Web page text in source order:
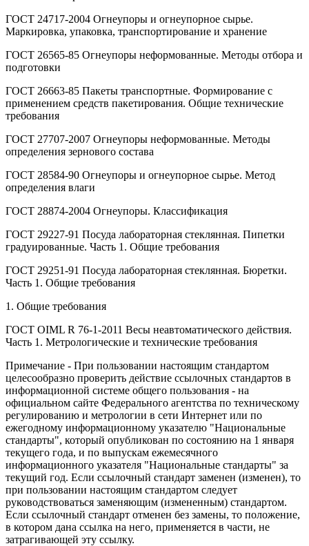
ГОСТ 24717-2004 Огнеупоры и огнеупорное сырье.
Маркировка, упаковка, транспортирование и хранение
ГОСТ 26565-85 Огнеупоры неформованные. Методы отбора и
подготовки
ГОСТ 26663-85 Пакеты транспортные. Формирование с
применением средств пакетирования. Общие технические
требования
ГОСТ 27707-2007 Огнеупоры неформованные. Методы
определения зернового состава
ГОСТ 28584-90 Огнеупоры и огнеупорное сырье. Метод
определения влаги
ГОСТ 28874-2004 Огнеупоры. Классификация
ГОСТ 29227-91 Посуда лабораторная стеклянная. Пипетки
градуированные. Часть 1. Общие требования
ГОСТ 29251-91 Посуда лабораторная стеклянная. Бюретки.
Часть 1. Общие требования
1. Общие требования
ГОСТ OIML R 76-1-2011 Весы неавтоматического действия.
Часть 1. Метрологические и технические требования
Примечание - При пользовании настоящим стандартом
целесообразно проверить действие ссылочных стандартов в
информационной системе общего пользования - на
официальном сайте Федерального агентства по техническому
регулированию и метрологии в сети Интернет или по
ежегодному информационному указателю "Национальные
стандарты", который опубликован по состоянию на 1 января
текущего года, и по выпускам ежемесячного
информационного указателя "Национальные стандарты" за
текущий год. Если ссылочный стандарт заменен (изменен), то
при пользовании настоящим стандартом следует
руководствоваться заменяющим (измененным) стандартом.
Если ссылочный стандарт отменен без замены, то положение,
в котором дана ссылка на него, применяется в части, не
затрагивающей эту ссылку.